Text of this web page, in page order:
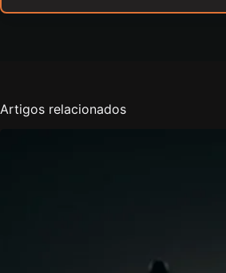
Artigos relacionados